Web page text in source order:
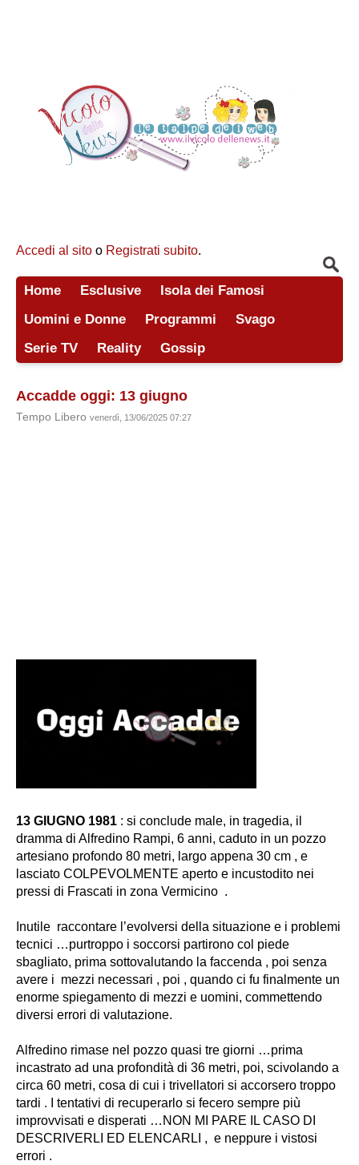
Accedi al sito o Registrati subito.
Home Esclusive
Isola dei Famosi
Uomini e Donne
Programmi
Svago
Serie TV
Reality Gossip
Accadde oggi: 13 giugno
Tempo Libero venerdì, 13/06/2025 07:27
13 GIUGNO 1981 : si conclude male, in tragedia, il
dramma di Alfredino Rampi, 6 anni, caduto in un pozzo
artesiano profondo 80 metri, largo appena 30 cm , e
lasciato COLPEVOLMENTE aperto e incustodito nei
pressi di Frascati in zona Vermicino .
Inutile raccontare l’evolversi della situazione e i problemi
tecnici …purtroppo i soccorsi partirono col piede
sbagliato, prima sottovalutando la faccenda , poi senza
avere i mezzi necessari , poi , quando ci fu finalmente un
enorme spiegamento di mezzi e uomini, commettendo
diversi errori di valutazione.
Alfredino rimase nel pozzo quasi tre giorni …prima
incastrato ad una profondità di 36 metri, poi, scivolando a
circa 60 metri, cosa di cui i trivellatori si accorsero troppo
tardi . I tentativi di recuperarlo si fecero sempre più
improvvisati e disperati …NON MI PARE IL CASO DI
DESCRIVERLI ED ELENCARLI , e neppure i vistosi
errori .